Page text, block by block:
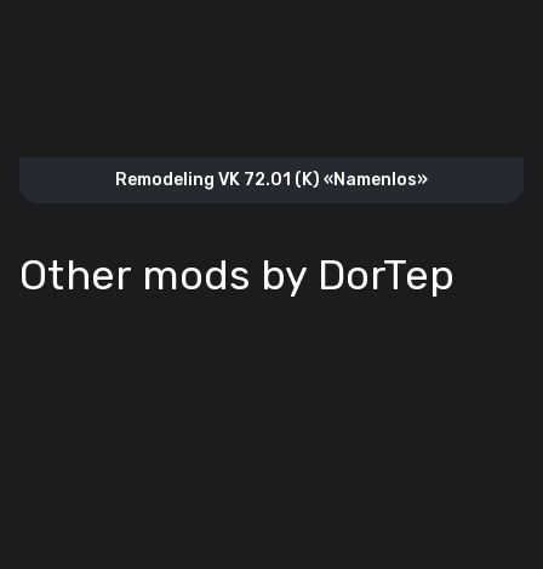
Remodeling VK 72.01 (K) «Namenlos»
Other mods by DorTep